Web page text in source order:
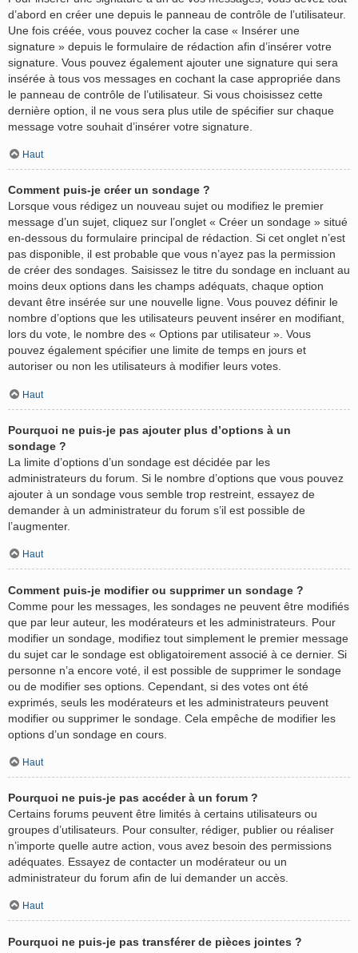
d’abord en créer une depuis le panneau de contrôle de l’utilisateur.
Une fois créée, vous pouvez cocher la case « Insérer une
signature » depuis le formulaire de rédaction afin d’insérer votre
signature. Vous pouvez également ajouter une signature qui sera
insérée à tous vos messages en cochant la case appropriée dans
le panneau de contrôle de l’utilisateur. Si vous choisissez cette
dernière option, il ne vous sera plus utile de spécifier sur chaque
message votre souhait d’insérer votre signature.
Haut
Comment puis-je créer un sondage ?
Lorsque vous rédigez un nouveau sujet ou modifiez le premier
message d’un sujet, cliquez sur l’onglet « Créer un sondage » situé
en-dessous du formulaire principal de rédaction. Si cet onglet n’est
pas disponible, il est probable que vous n’ayez pas la permission
de créer des sondages. Saisissez le titre du sondage en incluant au
moins deux options dans les champs adéquats, chaque option
devant être insérée sur une nouvelle ligne. Vous pouvez définir le
nombre d’options que les utilisateurs peuvent insérer en modifiant,
lors du vote, le nombre des « Options par utilisateur ». Vous
pouvez également spécifier une limite de temps en jours et
autoriser ou non les utilisateurs à modifier leurs votes.
Haut
Pourquoi ne puis-je pas ajouter plus d’options à un
sondage ?
La limite d’options d’un sondage est décidée par les
administrateurs du forum. Si le nombre d’options que vous pouvez
ajouter à un sondage vous semble trop restreint, essayez de
demander à un administrateur du forum s’il est possible de
l’augmenter.
Haut
Comment puis-je modifier ou supprimer un sondage ?
Comme pour les messages, les sondages ne peuvent être modifiés
que par leur auteur, les modérateurs et les administrateurs. Pour
modifier un sondage, modifiez tout simplement le premier message
du sujet car le sondage est obligatoirement associé à ce dernier. Si
personne n’a encore voté, il est possible de supprimer le sondage
ou de modifier ses options. Cependant, si des votes ont été
exprimés, seuls les modérateurs et les administrateurs peuvent
modifier ou supprimer le sondage. Cela empêche de modifier les
options d’un sondage en cours.
Haut
Pourquoi ne puis-je pas accéder à un forum ?
Certains forums peuvent être limités à certains utilisateurs ou
groupes d’utilisateurs. Pour consulter, rédiger, publier ou réaliser
n’importe quelle autre action, vous avez besoin des permissions
adéquates. Essayez de contacter un modérateur ou un
administrateur du forum afin de lui demander un accès.
Haut
Pourquoi ne puis-je pas transférer de pièces jointes ?